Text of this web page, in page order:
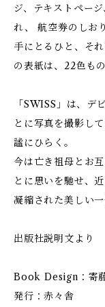
ジ、テキストペー
れ、 航空券のしお
手にとるひと、そ
の表紙は、22色も
「SWISS」は、デ
とに写真を撮影し
謐にひらく。
今は亡き祖母とお
とに思いを馳せ、
凝縮された美しい一
出版社説明文より
Book Design：寄
発行：赤々舎